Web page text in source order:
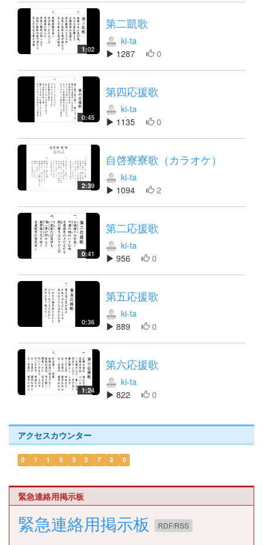
1:02
第二凱歌
ki-ta
1287
0
0:45
第四応援歌
ki-ta
1135
0
2:39
自啓寮寮歌（カラオケ）
ki-ta
1094
2
0:41
第二応援歌
ki-ta
956
0
0:36
第五応援歌
ki-ta
889
0
1:24
第六応援歌
ki-ta
822
0
アクセスカウンター
0 1 1 5 3 2 7 2 0
緊急連絡用掲示板
緊急連絡用掲示板 RDF/RSS